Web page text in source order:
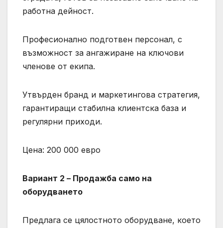
работна дейност.
Професионално подготвен персонал, с
възможност за ангажиране на ключови
членове от екипа.
Утвърден бранд и маркетингова стратегия,
гарантиращи стабилна клиентска база и
регулярни приходи.
Цена: 200 000 евро
Вариант 2 – Продажба само на
оборудването
Предлага се цялостното оборудване, което